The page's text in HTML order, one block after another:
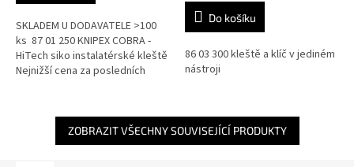
hvězdiček.
SKLADEM U DODAVATELE >100
ks 87 01 250 KNIPEX COBRA -
HiTech siko instalatérské kleště
Nejnižší cena za posledních
Do košíku
86 03 300 kleště a klíč v jediném
nástroji
ZOBRAZIT VŠECHNY SOUVISEJÍCÍ PRODUKTY